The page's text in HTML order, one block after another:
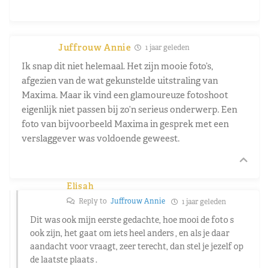
Juffrouw Annie 1 jaar geleden
Ik snap dit niet helemaal. Het zijn mooie foto’s,
afgezien van de wat gekunstelde uitstraling van
Maxima. Maar ik vind een glamoureuze fotoshoot
eigenlijk niet passen bij zo’n serieus onderwerp. Een
foto van bijvoorbeeld Maxima in gesprek met een
verslaggever was voldoende geweest.
Elisah
Reply to Juffrouw Annie 1 jaar geleden
Dit was ook mijn eerste gedachte, hoe mooi de foto s
ook zijn, het gaat om iets heel anders , en als je daar
aandacht voor vraagt, zeer terecht, dan stel je jezelf op
de laatste plaats .